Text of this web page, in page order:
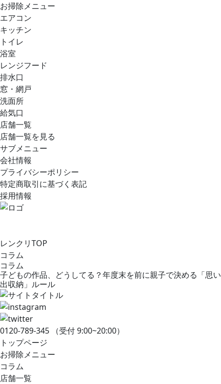
お掃除メニュー
エアコン
キッチン
トイレ
浴室
レンジフード
排水口
窓・網戸
洗面所
給気口
店舗一覧
店舗一覧を見る
サブメニュー
会社情報
プライバシーポリシー
特定商取引に基づく表記
採用情報
レンクリTOP
コラム
コラム
子どもの作品、どうしてる？年度末を前に親子で決める「思い
出収納」ルール
0120-789-345
（受付 9:00~20:00）
トップページ
お掃除メニュー
コラム
店舗一覧